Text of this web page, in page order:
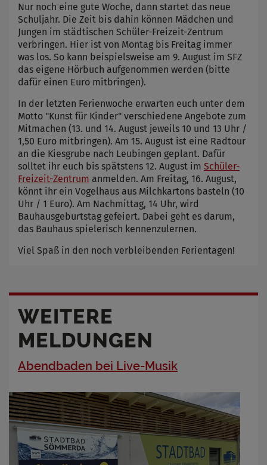
Nur noch eine gute Woche, dann startet das neue
Schuljahr. Die Zeit bis dahin können Mädchen und
Jungen im städtischen Schüler-Freizeit-Zentrum
verbringen. Hier ist von Montag bis Freitag immer
was los. So kann beispielsweise am 9. August im SFZ
das eigene Hörbuch aufgenommen werden (bitte
dafür einen Euro mitbringen).
In der letzten Ferienwoche erwarten euch unter dem
Motto "Kunst für Kinder" verschiedene Angebote zum
Mitmachen (13. und 14. August jeweils 10 und 13 Uhr /
1,50 Euro mitbringen). Am 15. August ist eine Radtour
an die Kiesgrube nach Leubingen geplant. Dafür
solltet ihr euch bis spätstens 12. August im Schüler-
Freizeit-Zentrum anmelden. Am Freitag, 16. August,
könnt ihr ein Vogelhaus aus Milchkartons basteln (10
Uhr / 1 Euro). Am Nachmittag, 14 Uhr, wird
Bauhausgeburtstag gefeiert. Dabei geht es darum,
das Bauhaus spielerisch kennenzulernen.
Viel Spaß in den noch verbleibenden Ferientagen!
WEITERE
MELDUNGEN
Abendbaden bei Live-Musik